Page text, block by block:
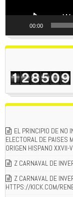
00:00
EL PRINCIPIO DE NO
ELECTORAL DE PAISES
ORIGEN HISPANO XXVII-
Z CARNAVAL DE
Z CARNAVAL DE
HTTPS://KICK.COM/